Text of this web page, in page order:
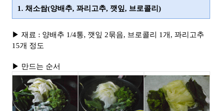
1. 채소쌈(양배추, 꽈리고추, 깻잎, 브로콜리)
▶ 재료 : 양배추 1/4통, 깻잎 2묶음, 브로콜리 1개, 꽈리고추
15개 정도
▶ 만드는 순서